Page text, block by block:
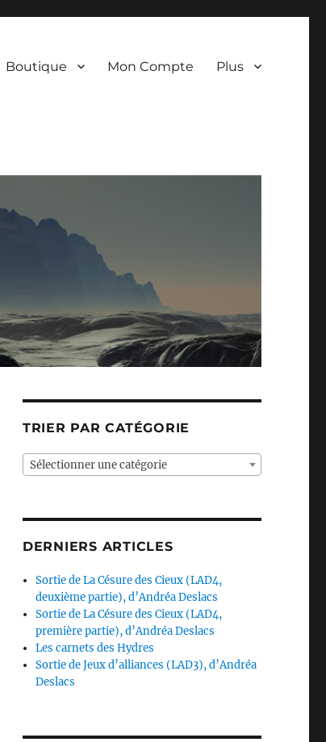
Boutique Mon Compte Plus
TRIER PAR CATÉGORIE
Sélectionner une catégorie
DERNIERS ARTICLES
Sortie de La Césure des Cieux (LAD4,
deuxième partie), d’Andréa Deslacs
Sortie de La Césure des Cieux (LAD4,
première partie), d’Andréa Deslacs
Les carnets des Hydres
Sortie de Jeux d’alliances (LAD3), d’Andréa
Deslacs